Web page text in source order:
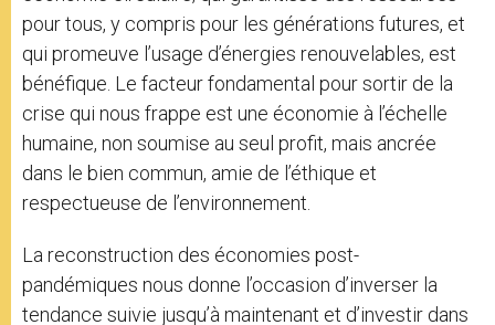
pour tous, y compris pour les générations futures, et
qui promeuve l’usage d’énergies renouvelables, est
bénéfique. Le facteur fondamental pour sortir de la
crise qui nous frappe est une économie à l’échelle
humaine, non soumise au seul profit, mais ancrée
dans le bien commun, amie de l’éthique et
respectueuse de l’environnement.
La reconstruction des économies post-
pandémiques nous donne l’occasion d’inverser la
tendance suivie jusqu’à maintenant et d’investir dans